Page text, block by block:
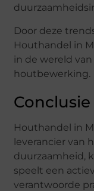
Door deze
Houthandel in
in de wereld
houtbewerking.
Conclusie
Houthandel in
leverancier van
duurzaamheid,
speelt een
verantwoorde